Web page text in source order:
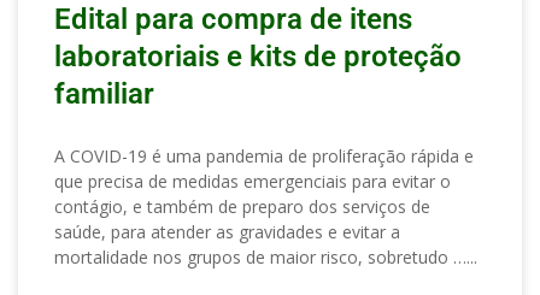
Edital para compra de itens
laboratoriais e kits de proteção
familiar
A COVID-19 é uma pandemia de proliferação rápida e
que precisa de medidas emergenciais para evitar o
contágio, e também de preparo dos serviços de
saúde, para atender as gravidades e evitar a
mortalidade nos grupos de maior risco, sobretudo …